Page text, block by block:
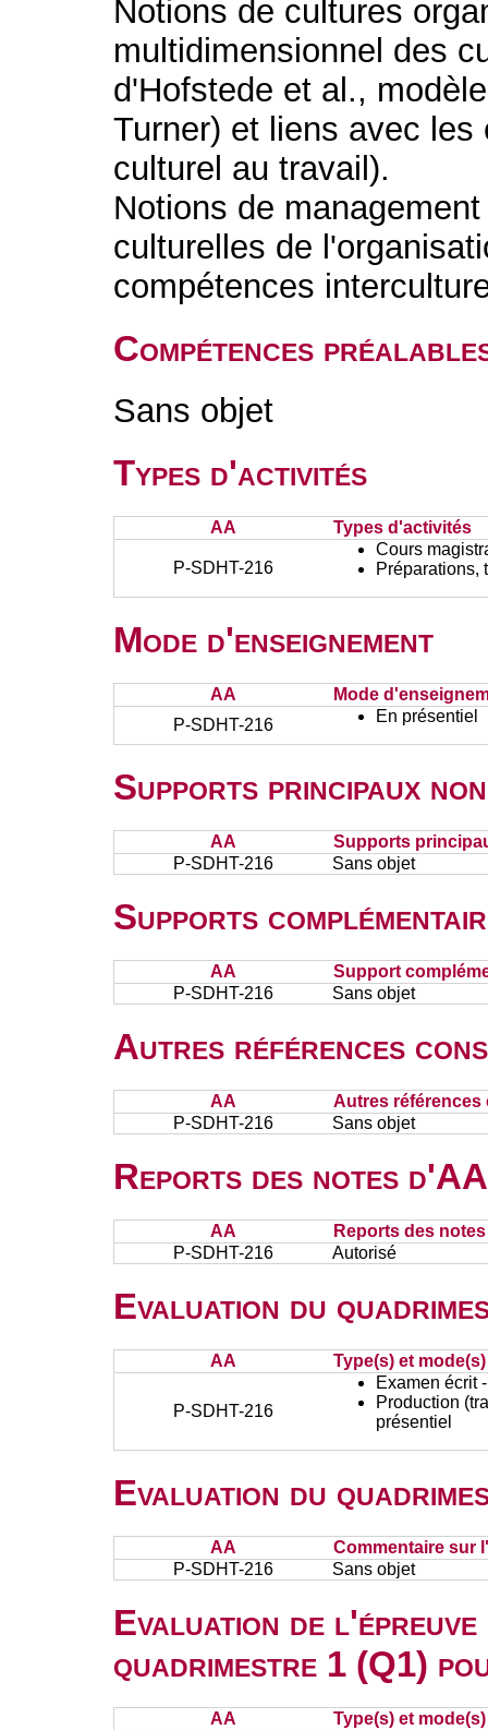
Notions de cultures
multidimensionnel des
d'Hofstede et al.,
Turner) et liens avec
culturel au travail).
Notions de
culturelles de
compétences
Compétences
Sans objet
Types d'activités
AA Types d'activités
P-SDHT-216
Cours
Préparations,
Mode d'enseignement
AA
Mode
P-SDHT-216
En présentiel
Supports principaux
AA
Supports
P-SDHT-216
Sans objet
Supports
AA
Support
P-SDHT-216
Sans objet
Autres références
AA
Autres références
P-SDHT-216
Sans objet
Reports des notes
AA
Reports des
P-SDHT-216
Autorisé
Evaluation du
AA Type(s) et
P-SDHT-216
Examen écrit
Production
présentiel
Evaluation du
AA
Commentaire sur
P-SDHT-216
Sans objet
Evaluation de
quadrimestre 1 (Q1)
AA
Type(s) et